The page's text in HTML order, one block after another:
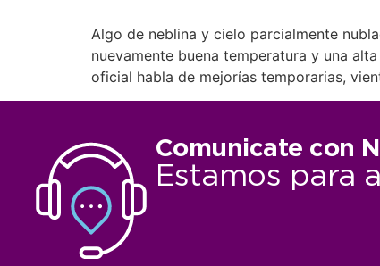
Algo de neblina y cielo parcialmente
nuevamente buena temperatura y una
oficial habla de mejorías temporarias,
Comunicate con
Estamos para